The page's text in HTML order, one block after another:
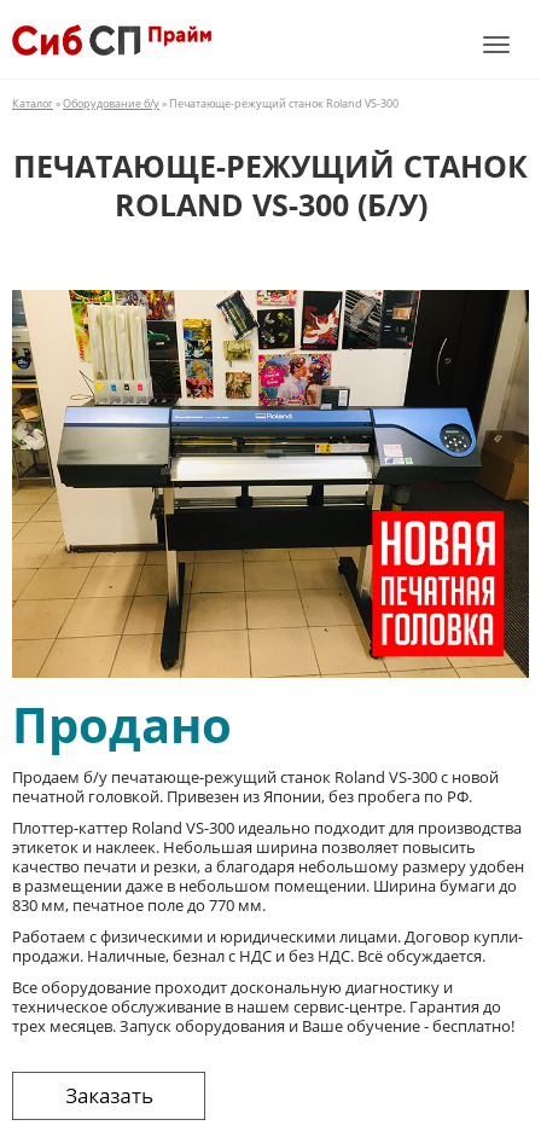
Каталог»Оборудование б/у» Печатающе-режущий станок Roland VS-300
ПЕЧАТАЮЩЕ-РЕЖУЩИЙ СТАНОК
ROLAND VS-300 (Б/У)
Продано
Продаем б/у печатающе-режущий станок Roland VS-300 с новой
печатной головкой. Привезен из Японии, без пробега по РФ.
Плоттер-каттер Roland VS-300 идеально подходит для производства
этикеток и наклеек. Небольшая ширина позволяет повысить
качество печати и резки, а благодаря небольшому размеру удобен
в размещении даже в небольшом помещении. Ширина бумаги до
830 мм, печатное поле до 770 мм.
Работаем с физическими и юридическими лицами. Договор купли-
продажи. Наличные, безнал с НДС и без НДС. Всё обсуждается.
Все оборудование проходит доскональную диагностику и
техническое обслуживание в нашем сервис-центре. Гарантия до
трех месяцев. Запуск оборудования и Ваше обучение - бесплатно!